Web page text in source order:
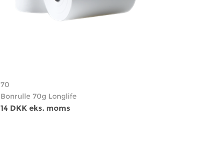
70
Bonrulle 70g Longlife
14 DKK eks. moms